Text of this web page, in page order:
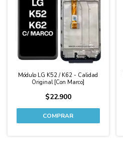
Módulo LG K52 / K62 - Calidad
Original [Con Marco]
$22.900